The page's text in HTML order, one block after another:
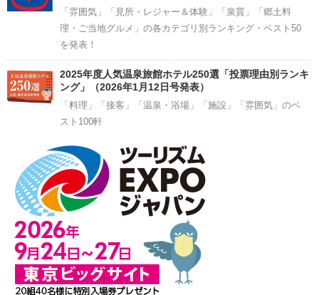
「雰囲気」「見所・レジャー＆体験」「泉質」「郷土料
理・ご当地グルメ」の各カテゴリ別ランキング・ベスト50
を発表！
2025年度人気温泉旅館ホテル250選「投票理由別ランキ
ング」（2026年1月12日号発表）
「料理」「接客」「温泉・浴場」「施設」「雰囲気」のベ
スト100軒